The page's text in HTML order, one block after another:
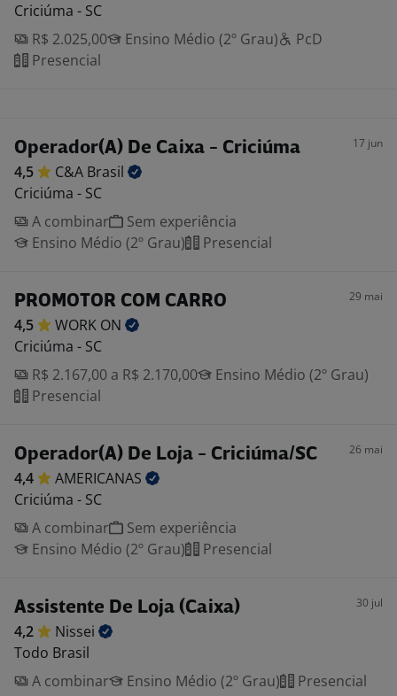
Criciúma - SC
R$ 2.025,00
Ensino Médio (2º Grau)
PcD
Presencial
Operador(A) De Caixa - Criciúma 17 jun
4,5 C&A Brasil
Criciúma - SC
A combinar
Sem experiência
Ensino Médio (2º Grau)
Presencial
PROMOTOR COM CARRO 29 mai
4,5 WORK ON
Criciúma - SC
R$ 2.167,00 a R$ 2.170,00
Ensino Médio (2º Grau)
Presencial
Operador(A) De Loja - Criciúma/SC 26 mai
4,4
AMERICANAS
Criciúma - SC
A combinar
Sem experiência
Ensino Médio (2º Grau)
Presencial
Assistente De Loja (Caixa) 30 jul
4,2
Nissei
Todo Brasil
A combinar
Ensino Médio (2º Grau) Presencial